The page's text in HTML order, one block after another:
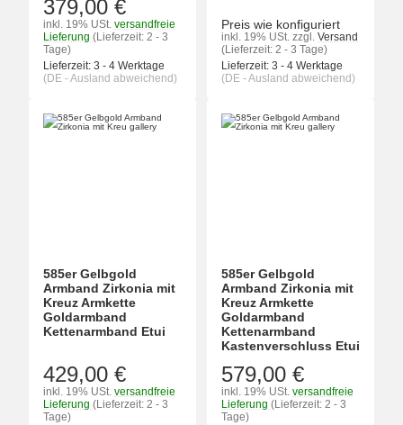
379,00 €
inkl. 19% USt. versandfreie
Lieferung (Lieferzeit: 2 - 3
Tage)
Lieferzeit: 3 - 4 Werktage
(DE - Ausland abweichend)
Preis wie konfiguriert
inkl. 19% USt. zzgl. Versand
(Lieferzeit: 2 - 3 Tage)
Lieferzeit: 3 - 4 Werktage
(DE - Ausland abweichend)
585er Gelbgold
Armband Zirkonia mit
Kreuz Armkette
Goldarmband
Kettenarmband Etui
429,00 €
inkl. 19% USt. versandfreie
Lieferung (Lieferzeit: 2 - 3
Tage)
585er Gelbgold
Armband Zirkonia mit
Kreuz Armkette
Goldarmband
Kettenarmband
Kastenverschluss Etui
579,00 €
inkl. 19% USt. versandfreie
Lieferung (Lieferzeit: 2 - 3
Tage)